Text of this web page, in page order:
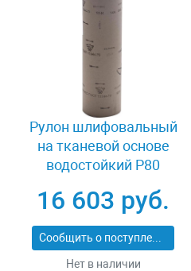
Рулон шлифовальный
на тканевой основе
водостойкий P80
3550-016_z01
16 603 руб.
Сообщить о поступлении
Нет в наличии